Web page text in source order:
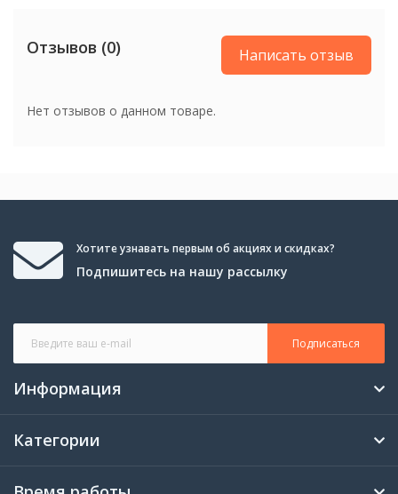
Радиодапазон
звукового сигнала
Отзывов (0) Написать отзыв
Нет отзывов о данном товаре.
Хотите узнавать первым об акциях и скидках?
Подпишитесь на нашу рассылку
Подписаться
Информация
Категории